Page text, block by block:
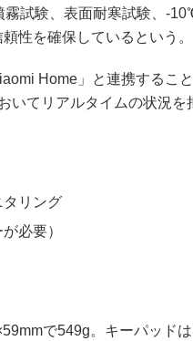
霧試験、表面耐寒試験、-
性を確保しているという。
Home」と連携するこ
てリアルタイムの状況を
タリング
必要）
で549g。キーパッド